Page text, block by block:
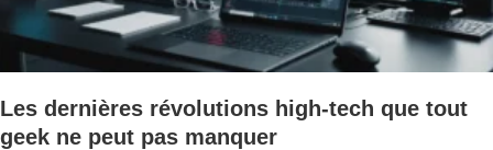
Les dernières révolutions high-tech que tout
geek ne peut pas manquer